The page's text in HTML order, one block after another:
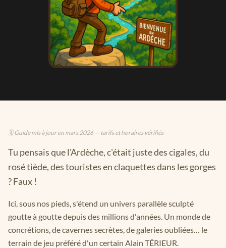
🗓️ Guide mis à jour en mars 2026 — tarifs et horaires vérifiés
Tu pensais que l'Ardèche, c'était juste des cigales, du
rosé tiède, des touristes en claquettes dans les gorges
? Faux !
Ici, sous nos pieds, s'étend un univers parallèle sculpté
goutte à goutte depuis des millions d'années. Un monde de
concrétions, de cavernes secrètes, de galeries oubliées… le
terrain de jeu préféré d'un certain Alain TÉRIEUR.